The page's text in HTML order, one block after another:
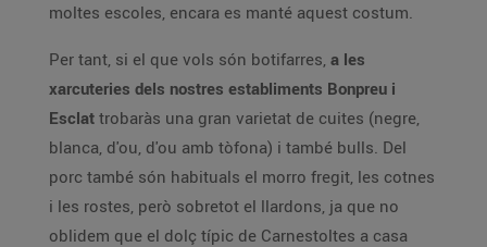
moltes escoles, encara es manté aquest costum.
Per tant, si el que vols són botifarres, a les
xarcuteries dels nostres establiments Bonpreu i
Esclat trobaràs una gran varietat de cuites (negre,
blanca, d'ou, d'ou amb tòfona) i també bulls. Del
porc també són habituals el morro fregit, les cotnes
i les rostes, però sobretot el llardons, ja que no
oblidem que el dolç típic de Carnestoltes a casa